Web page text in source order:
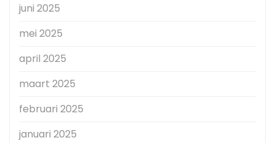
juni 2025
mei 2025
april 2025
maart 2025
februari 2025
januari 2025